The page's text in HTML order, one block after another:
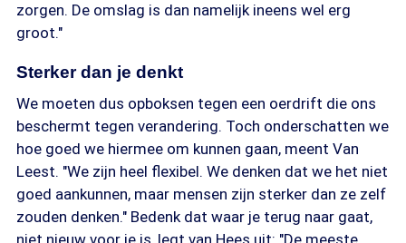
zorgen. De omslag is dan namelijk ineens wel erg
groot."
Sterker dan je denkt
We moeten dus opboksen tegen een oerdrift die ons
beschermt tegen verandering. Toch onderschatten we
hoe goed we hiermee om kunnen gaan, meent Van
Leest. "We zijn heel flexibel. We denken dat we het niet
goed aankunnen, maar mensen zijn sterker dan ze zelf
zouden denken." Bedenk dat waar je terug naar gaat,
niet nieuw voor je is, legt van Hees uit: "De meeste